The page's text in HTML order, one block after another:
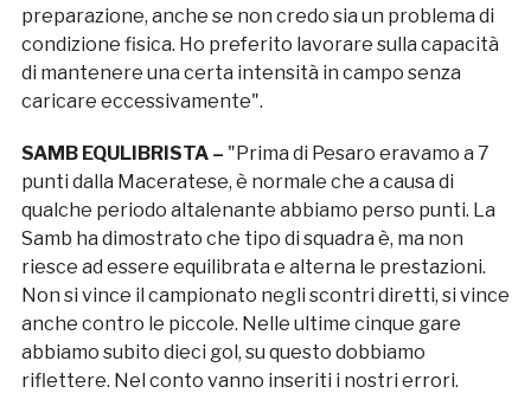
preparazione, anche se non credo sia un problema di
condizione fisica. Ho preferito lavorare sulla capacità
di mantenere una certa intensità in campo senza
caricare eccessivamente".
SAMB EQULIBRISTA – "Prima di Pesaro eravamo a 7
punti dalla Maceratese, è normale che a causa di
qualche periodo altalenante abbiamo perso punti. La
Samb ha dimostrato che tipo di squadra è, ma non
riesce ad essere equilibrata e alterna le prestazioni.
Non si vince il campionato negli scontri diretti, si vince
anche contro le piccole. Nelle ultime cinque gare
abbiamo subito dieci gol, su questo dobbiamo
riflettere. Nel conto vanno inseriti i nostri errori.